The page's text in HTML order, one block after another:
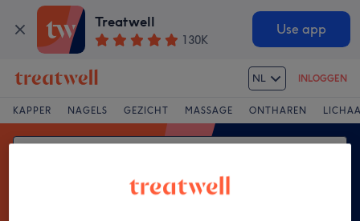
Treatwell
130K
Use app
NL INLOGGEN
KAPPER NAGELS GEZICHT MASSAGE ONTHAREN